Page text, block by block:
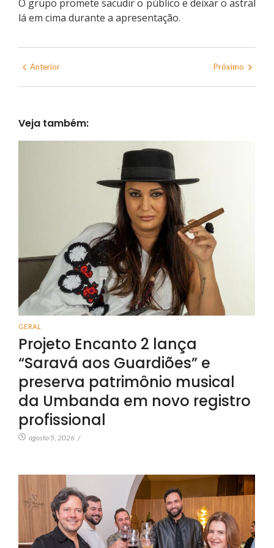
O grupo promete sacudir o público e deixar o astral
lá em cima durante a apresentação.
Anterior Próximo
Veja também:
GERAL
Projeto Encanto 2 lança
“Saravá aos Guardiões” e
preserva patrimônio musical
da Umbanda em novo registro
profissional
agosto 5, 2026 /